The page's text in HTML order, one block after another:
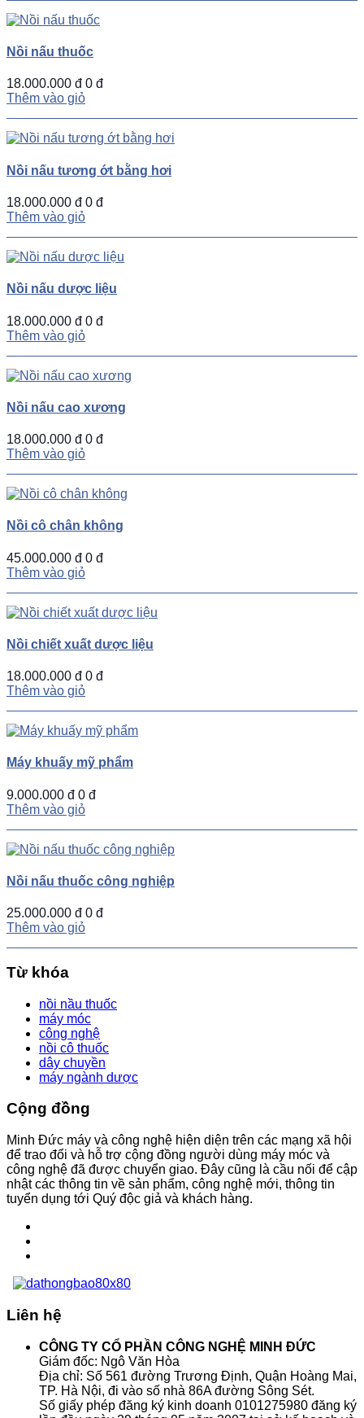
Nồi nấu thuốc
18.000.000 đ 0 đ
Thêm vào giỏ
Nồi nấu tương ớt bằng hơi
18.000.000 đ 0 đ
Thêm vào giỏ
Nồi nấu dược liệu
18.000.000 đ 0 đ
Thêm vào giỏ
Nồi nấu cao xương
18.000.000 đ 0 đ
Thêm vào giỏ
Nồi cô chân không
45.000.000 đ 0 đ
Thêm vào giỏ
Nồi chiết xuất dược liệu
18.000.000 đ 0 đ
Thêm vào giỏ
Máy khuấy mỹ phẩm
9.000.000 đ 0 đ
Thêm vào giỏ
Nồi nấu thuốc công nghiệp
25.000.000 đ 0 đ
Thêm vào giỏ
Từ khóa
nồi nầu thuốc
máy móc
công nghệ
nồi cô thuốc
dây chuyền
máy ngành dược
Cộng đồng
Minh Đức máy và công nghệ hiện diện trên các mạng xã hội
để trao đổi và hỗ trợ cộng đồng người dùng máy móc và
công nghệ đã được chuyển giao. Đây cũng là cầu nối để cập
nhật các thông tin về sản phẩm, công nghệ mới, thông tin
tuyển dụng tới Quý độc giả và khách hàng.
Liên hệ
CÔNG TY CỔ PHẦN CÔNG NGHỆ MINH ĐỨC
Giám đốc: Ngô Văn Hòa
Địa chỉ: Số 561 đường Trương Định, Quận Hoàng Mai,
TP. Hà Nội, đi vào số nhà 86A đường Sông Sét.
Số giấy phép đăng ký kinh doanh 0101275980 đăng ký